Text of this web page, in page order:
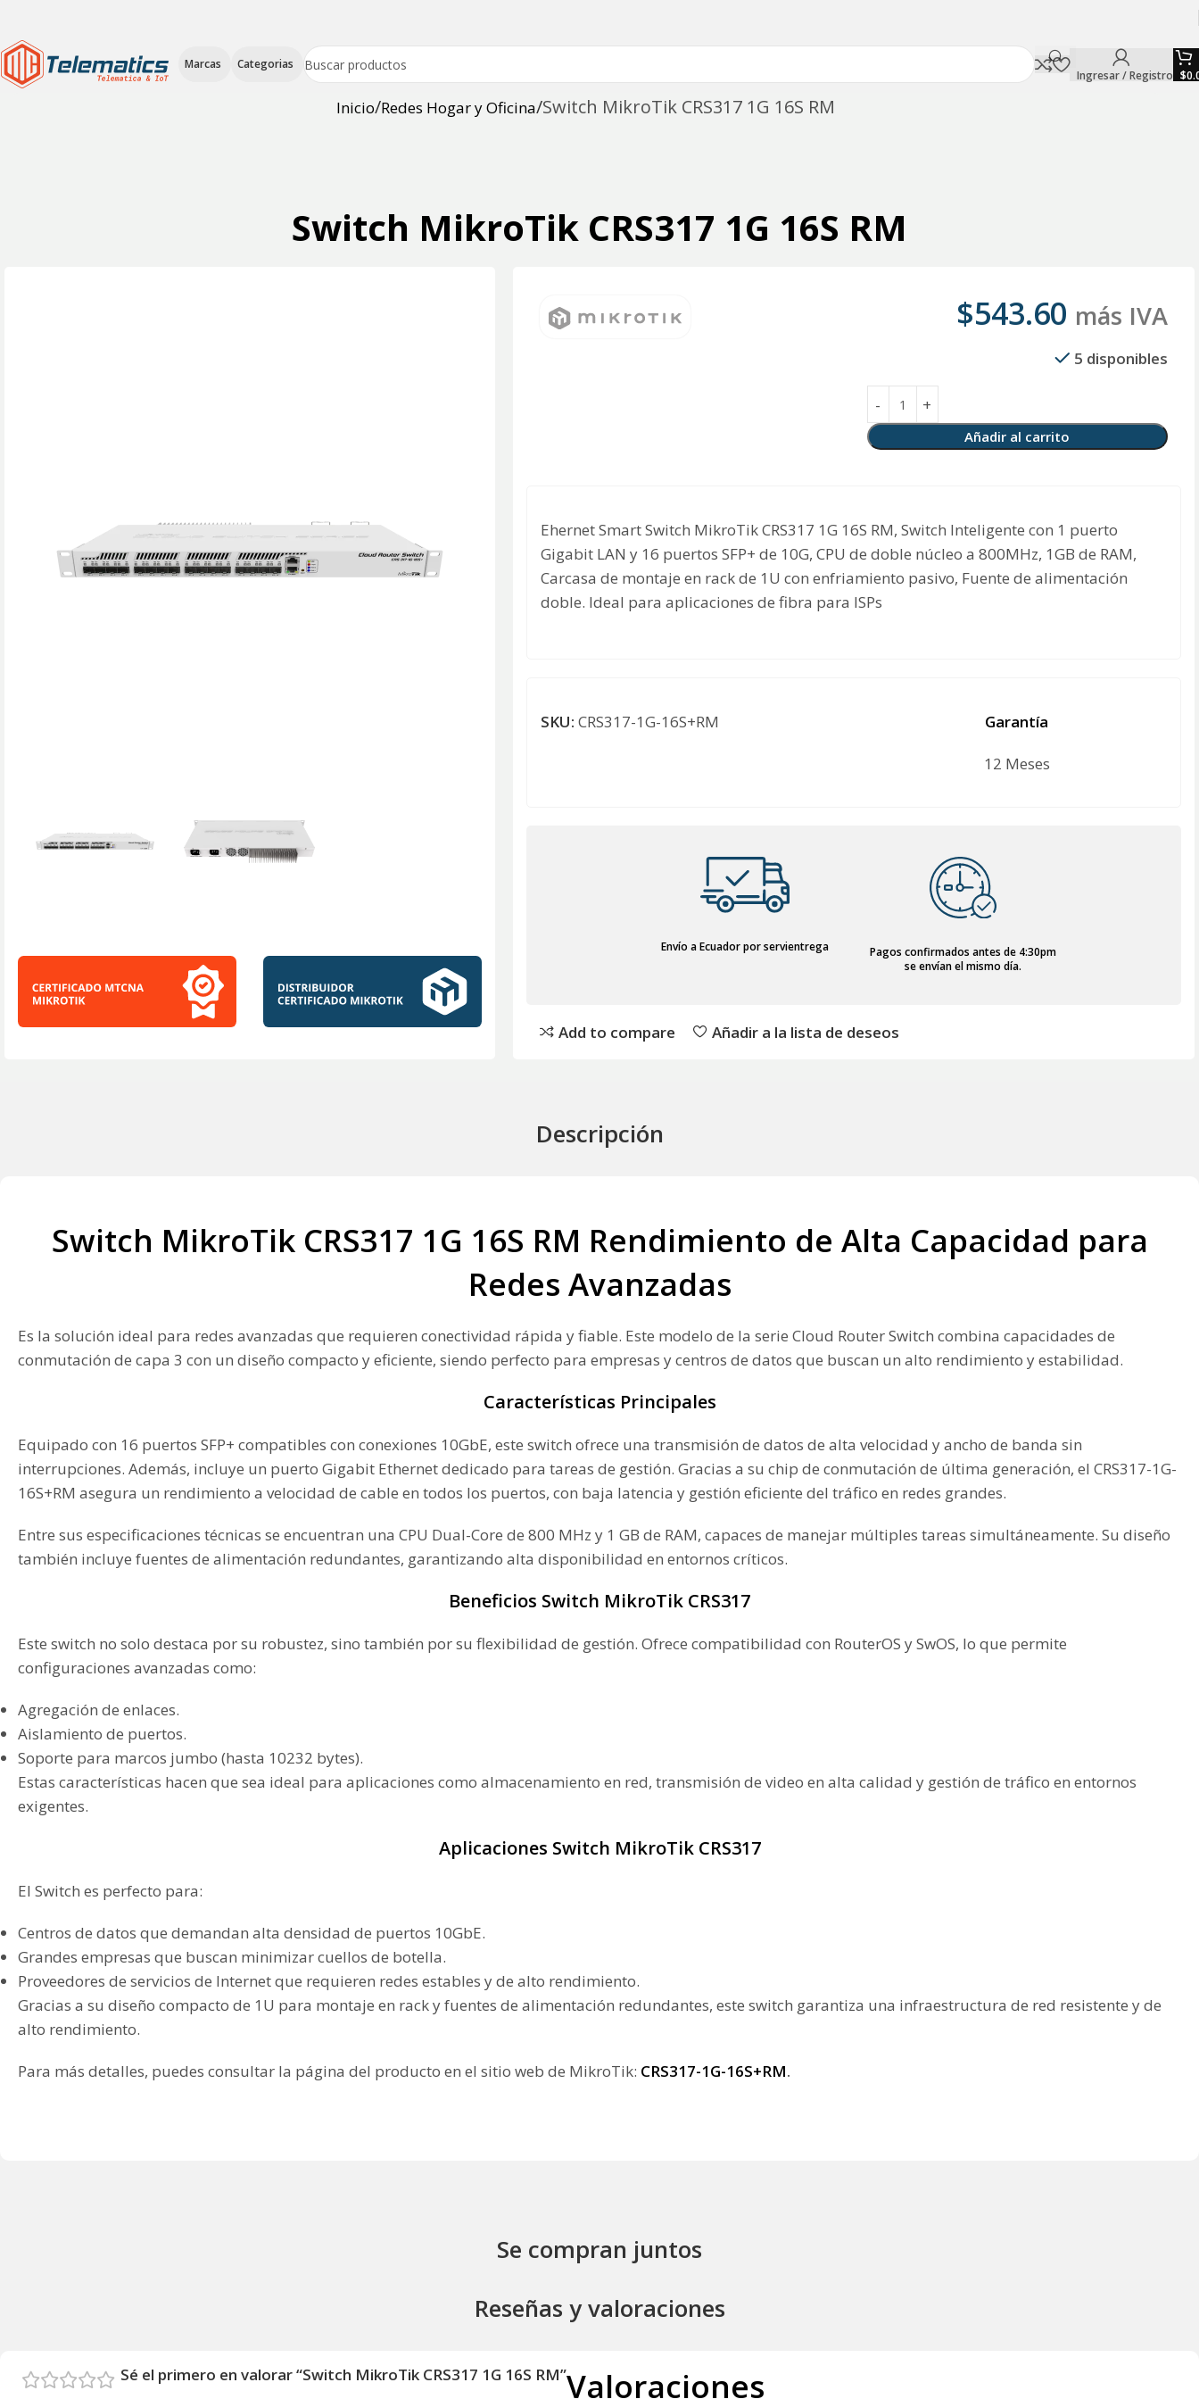
Marcas Categorias
Ingresar / Registro $
Inicio Redes Hogar y Oficina Switch MikroTik CRS317 1G 16S RM
Switch MikroTik CRS317 1G 16S RM
$543.60 más IVA
5 disponibles
Añadir al carrito
Ehernet Smart Switch MikroTik CRS317 1G 16S RM, Switch Inteligente con 1 puerto
Gigabit LAN y 16 puertos SFP+ de 10G, CPU de doble núcleo a 800MHz, 1GB de RAM,
Carcasa de montaje en rack de 1U con enfriamiento pasivo, Fuente de alimentación
doble. Ideal para aplicaciones de fibra para ISPs
SKU: CRS317-1G-16S+RM Garantía
12 Meses
Envío a Ecuador por servientrega
Pagos confirmados antes de 4:30pm
se envían el mismo día.
Add to compare Añadir a la lista de deseos
Descripción
Switch MikroTik CRS317 1G 16S RM Rendimiento de Alta Capacidad para
Redes Avanzadas
Es la solución ideal para redes avanzadas que requieren conectividad rápida y fiable. Este modelo de la serie Cloud Router Switch combina capacidades de
conmutación de capa 3 con un diseño compacto y eficiente, siendo perfecto para empresas y centros de datos que buscan un alto rendimiento y estabilidad.
Características Principales
Equipado con 16 puertos SFP+ compatibles con conexiones 10GbE, este switch ofrece una transmisión de datos de alta velocidad y ancho de banda sin
interrupciones. Además, incluye un puerto Gigabit Ethernet dedicado para tareas de gestión. Gracias a su chip de conmutación de última generación, el CRS317-1G-
16S+RM asegura un rendimiento a velocidad de cable en todos los puertos, con baja latencia y gestión eficiente del tráfico en redes grandes.
Entre sus especificaciones técnicas se encuentran una CPU Dual-Core de 800 MHz y 1 GB de RAM, capaces de manejar múltiples tareas simultáneamente. Su diseño
también incluye fuentes de alimentación redundantes, garantizando alta disponibilidad en entornos críticos.
Beneficios Switch MikroTik CRS317
Este switch no solo destaca por su robustez, sino también por su flexibilidad de gestión. Ofrece compatibilidad con RouterOS y SwOS, lo que permite
configuraciones avanzadas como:
Agregación de enlaces.
Aislamiento de puertos.
Soporte para marcos jumbo (hasta 10232 bytes).
Estas características hacen que sea ideal para aplicaciones como almacenamiento en red, transmisión de video en alta calidad y gestión de tráfico en entornos
exigentes.
Aplicaciones Switch MikroTik CRS317
El Switch es perfecto para:
Centros de datos que demandan alta densidad de puertos 10GbE.
Grandes empresas que buscan minimizar cuellos de botella.
Proveedores de servicios de Internet que requieren redes estables y de alto rendimiento.
Gracias a su diseño compacto de 1U para montaje en rack y fuentes de alimentación redundantes, este switch garantiza una infraestructura de red resistente y de
alto rendimiento.
Para más detalles, puedes consultar la página del producto en el sitio web de MikroTik: CRS317-1G-16S+RM.
Se compran juntos
Reseñas y valoraciones
Valoraciones
Sé el primero en valorar “Switch MikroTik CRS317 1G 16S RM”